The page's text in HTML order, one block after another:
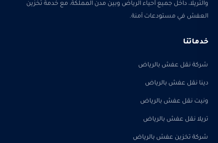
والتريلا، داخل جميع أحياء الرياض وبين مدن المملكة، مع خدمة تخزين
العفش في مستودعات آمنة.
خدماتنا
شركة نقل عفش بالرياض
دينا نقل عفش بالرياض
ونيت نقل عفش بالرياض
تريلا نقل عفش بالرياض
شركة تخزين عفش بالرياض